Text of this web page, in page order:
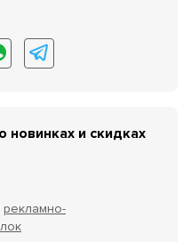
и скидках
рекламно-